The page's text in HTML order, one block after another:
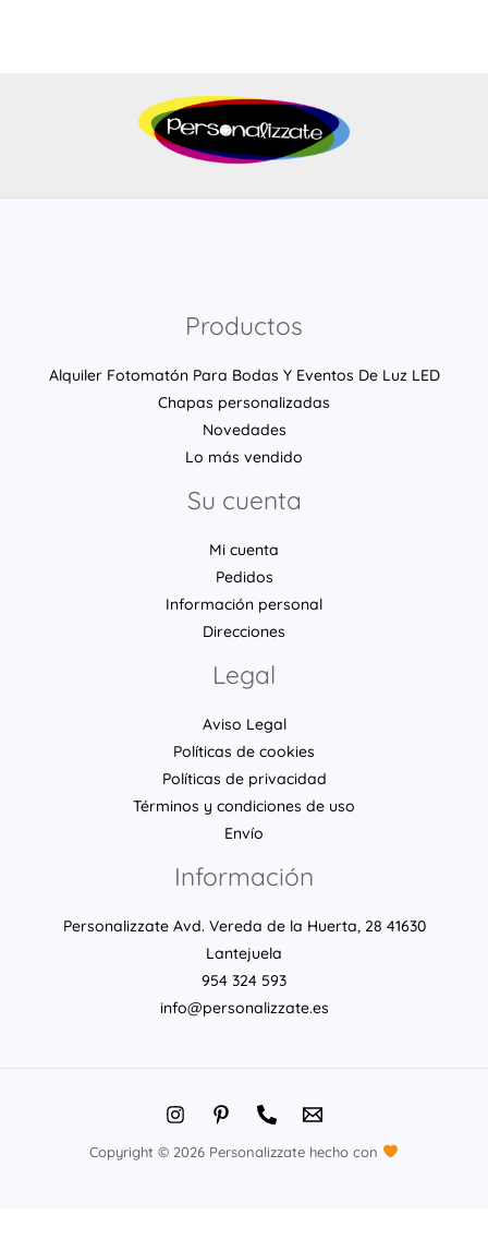
Productos
Alquiler Fotomatón Para Bodas Y Eventos De Luz LED
Chapas personalizadas
Novedades
Lo más vendido
Su cuenta
Mi cuenta
Pedidos
Información personal
Direcciones
Legal
Aviso Legal
Políticas de cookies
Políticas de privacidad
Términos y condiciones de uso
Envío
Información
Personalizzate Avd. Vereda de la Huerta, 28 41630
Lantejuela
954 324 593
info@personalizzate.es
Copyright © 2026 Personalizzate hecho con